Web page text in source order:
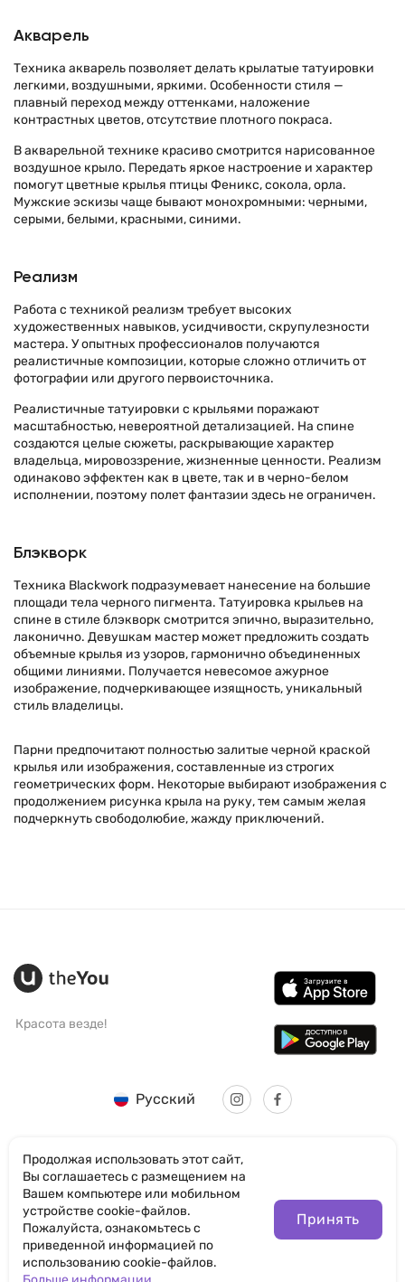
Акварель
Техника акварель позволяет делать крылатые татуировки
легкими, воздушными, яркими. Особенности стиля —
плавный переход между оттенками, наложение
контрастных цветов, отсутствие плотного покраса.
В акварельной технике красиво смотрится нарисованное
воздушное крыло. Передать яркое настроение и характер
помогут цветные крылья птицы Феникс, сокола, орла.
Мужские эскизы чаще бывают монохромными: черными,
серыми, белыми, красными, синими.
Реализм
Работа с техникой реализм требует высоких
художественных навыков, усидчивости, скрупулезности
мастера. У опытных профессионалов получаются
реалистичные композиции, которые сложно отличить от
фотографии или другого первоисточника.
Реалистичные татуировки с крыльями поражают
масштабностью, невероятной детализацией. На спине
создаются целые сюжеты, раскрывающие характер
владельца, мировоззрение, жизненные ценности. Реализм
одинаково эффектен как в цвете, так и в черно-белом
исполнении, поэтому полет фантазии здесь не ограничен.
Блэкворк
Техника Blackwork подразумевает нанесение на большие
площади тела черного пигмента. Татуировка крыльев на
спине в стиле блэкворк смотрится эпично, выразительно,
лаконично. Девушкам мастер может предложить создать
объемные крылья из узоров, гармонично объединенных
общими линиями. Получается невесомое ажурное
изображение, подчеркивающее изящность, уникальный
стиль владелицы.
Парни предпочитают полностью залитые черной краской
крылья или изображения, составленные из строгих
геометрических форм. Некоторые выбирают изображения с
продолжением рисунка крыла на руку, тем самым желая
подчеркнуть свободолюбие, жажду приключений.
Красота везде!
Русский
© SANTICUM INTERNATIONAL LTD
Политика конфиденциальности
Правила пользования сайтом
Продолжая использовать этот сайт,
Вы соглашаетесь с размещением на
Вашем компьютере или мобильном
устройстве cookie-файлов.
Пожалуйста, ознакомьтесь с
приведенной информацией по
использованию cookie-файлов.
Принять